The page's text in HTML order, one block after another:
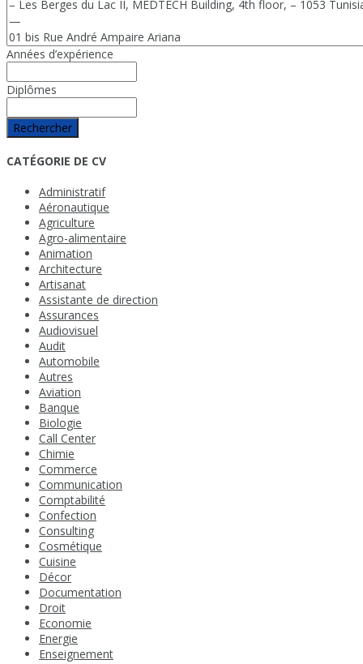
Années d’expérience
Diplômes
Rechercher
CATÉGORIE DE CV
Administratif
Aéronautique
Agriculture
Agro-alimentaire
Animation
Architecture
Artisanat
Assistante de direction
Assurances
Audiovisuel
Audit
Automobile
Autres
Aviation
Banque
Biologie
Call Center
Chimie
Commerce
Communication
Comptabilité
Confection
Consulting
Cosmétique
Cuisine
Décor
Documentation
Droit
Economie
Energie
Enseignement